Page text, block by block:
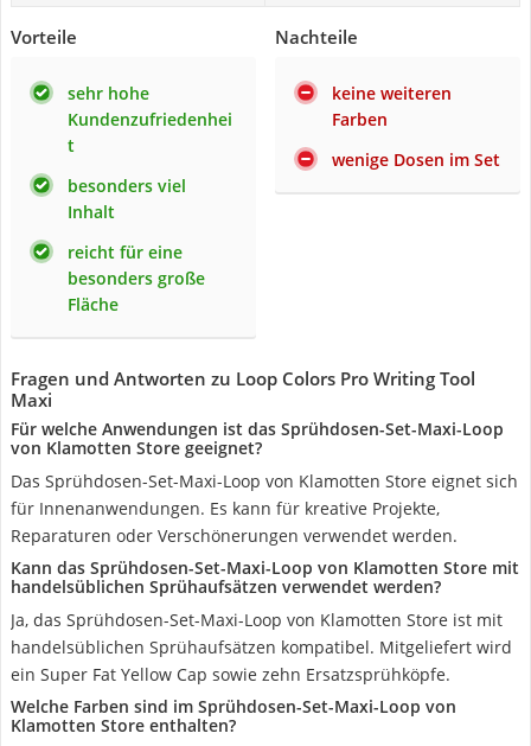
Vorteile
sehr hohe
Kundenzufriedenhei
t
besonders viel
Inhalt
reicht für eine
besonders große
Fläche
Nachteile
keine weiteren
Farben
wenige Dosen im Set
Fragen und Antworten zu Loop Colors Pro Writing Tool
Maxi
Für welche Anwendungen ist das Sprühdosen-Set-Maxi-Loop
von Klamotten Store geeignet?
Das Sprühdosen-Set-Maxi-Loop von Klamotten Store eignet sich
für Innenanwendungen. Es kann für kreative Projekte,
Reparaturen oder Verschönerungen verwendet werden.
Kann das Sprühdosen-Set-Maxi-Loop von Klamotten Store mit
handelsüblichen Sprühaufsätzen verwendet werden?
Ja, das Sprühdosen-Set-Maxi-Loop von Klamotten Store ist mit
handelsüblichen Sprühaufsätzen kompatibel. Mitgeliefert wird
ein Super Fat Yellow Cap sowie zehn Ersatzsprühköpfe.
Welche Farben sind im Sprühdosen-Set-Maxi-Loop von
Klamotten Store enthalten?